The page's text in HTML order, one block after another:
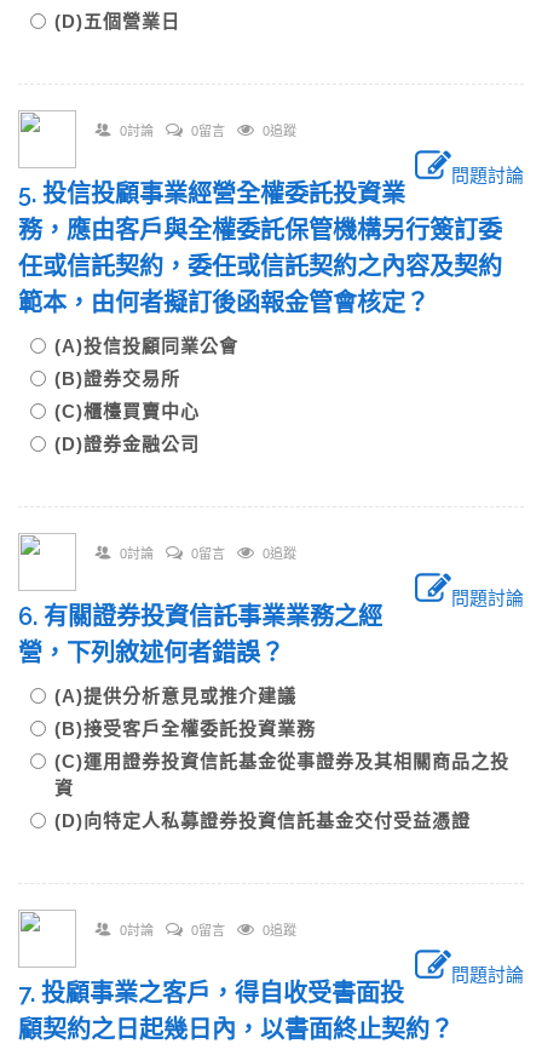
(D)五個營業日
0討論 0留言 0追蹤
問題討論
5. 投信投顧事業經營全權委託投資業
務，應由客戶與全權委託保管機構另行簽訂委
任或信託契約，委任或信託契約之內容及契約
範本，由何者擬訂後函報金管會核定？
(A)投信投顧同業公會
(B)證券交易所
(C)櫃檯買賣中心
(D)證券金融公司
0討論 0留言 0追蹤
問題討論
6. 有關證券投資信託事業業務之經
營，下列敘述何者錯誤？
(A)提供分析意見或推介建議
(B)接受客戶全權委託投資業務
(C)運用證券投資信託基金從事證券及其相關商品之投
資
(D)向特定人私募證券投資信託基金交付受益憑證
0討論 0留言 0追蹤
問題討論
7. 投顧事業之客戶，得自收受書面投
顧契約之日起幾日內，以書面終止契約？